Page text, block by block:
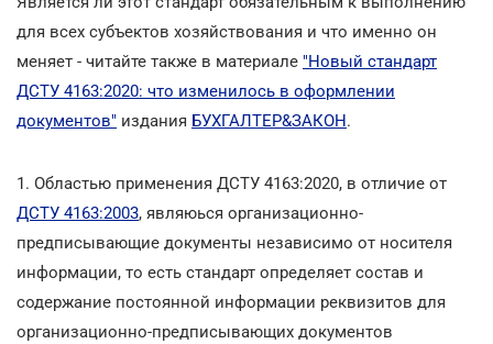
для всех субъектов хозяйствования и что именно он
меняет - читайте также в материале "Новый стандарт
ДСТУ 4163:2020: что изменилось в оформлении
документов" издания БУХГАЛТЕР&ЗАКОН.
1. Областью применения ДСТУ 4163:2020, в отличие от
ДСТУ 4163:2003, являюься организационно-
предписывающие документы независимо от носителя
информации, то есть стандарт определяет состав и
содержание постоянной информации реквизитов для
организационно-предписывающих документов